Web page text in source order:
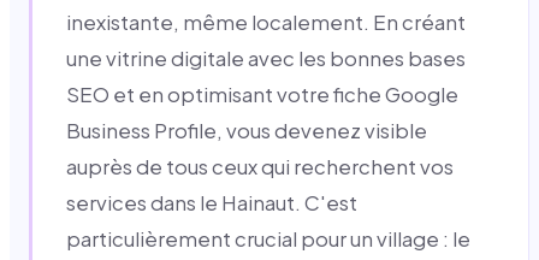
inexistante, même localement. En créant
une vitrine digitale avec les bonnes bases
SEO et en optimisant votre fiche Google
Business Profile, vous devenez visible
auprès de tous ceux qui recherchent vos
services dans le Hainaut. C'est
particulièrement crucial pour un village : le